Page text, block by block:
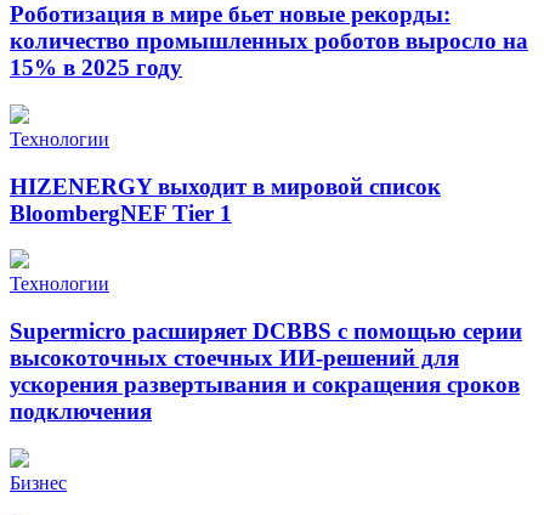
Роботизация в мире бьет новые рекорды:
количество промышленных роботов выросло на
15% в 2025 году
Технологии
HIZENERGY выходит в мировой список
BloombergNEF Tier 1
Технологии
Supermicro расширяет DCBBS с помощью серии
высокоточных стоечных ИИ-решений для
ускорения развертывания и сокращения сроков
подключения
Бизнес